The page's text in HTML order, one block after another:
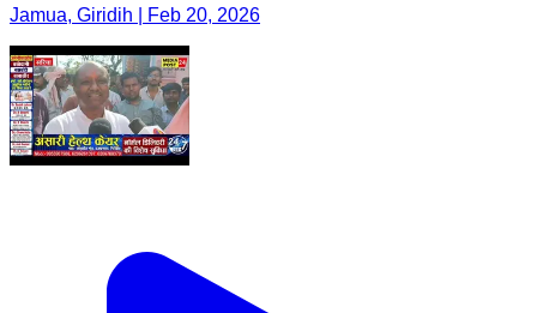
Jamua, Giridih | Feb 20, 2026